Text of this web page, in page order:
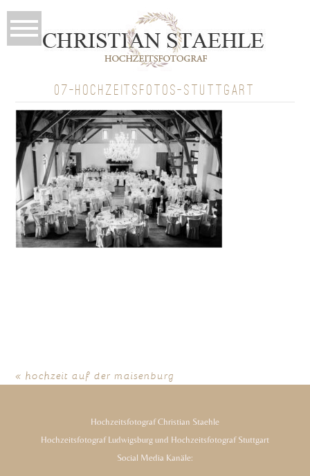
07-HOCHZEITSFOTOS-STUTTGART
« hochzeit auf der maisenburg
Hochzeitsfotograf Christian Staehle
Hochzeitsfotograf Ludwigsburg und Hochzeitsfotograf Stuttgart
Social Media Kanäle: